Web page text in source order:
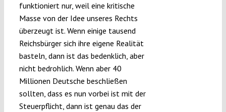
funktioniert nur, weil eine kritische
Masse von der Idee unseres Rechts
überzeugt ist. Wenn einige tausend
Reichsbürger sich ihre eigene Realität
basteln, dann ist das bedenklich, aber
nicht bedrohlich. Wenn aber 40
Millionen Deutsche beschließen
sollten, dass es nun vorbei ist mit der
Steuerpflicht, dann ist genau das der